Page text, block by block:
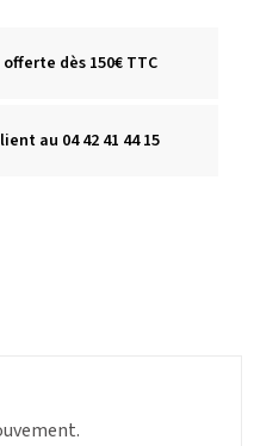
dès 150€ TTC
au 04 42 41 44 15